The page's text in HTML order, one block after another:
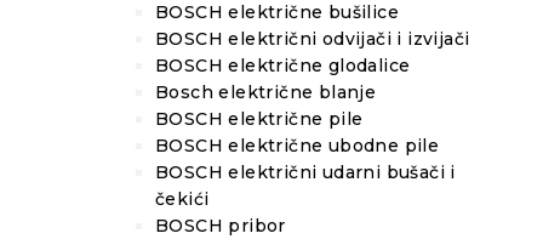
BOSCH električne bušilice
BOSCH električni odvijači i izvijači
BOSCH električne glodalice
Bosch električne blanje
BOSCH električne pile
BOSCH električne ubodne pile
BOSCH električni udarni bušači i
čekići
BOSCH pribor